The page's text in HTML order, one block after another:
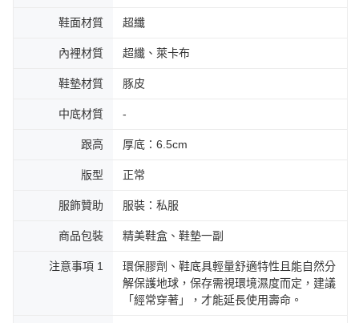
鞋面材質 超纖
內裡材質 超纖、萊卡布
鞋墊材質 豚皮
中底材質 -
跟高 厚底：6.5cm
版型 正常
服飾贊助 服裝：私服
商品包裝 精美鞋盒、鞋墊一副
注意事項 1
環保膠劑、鞋底具輕量舒適特性且能自然分
解保護地球，保存需視環境濕度而定，建議
「經常穿著」，才能延長使用壽命。